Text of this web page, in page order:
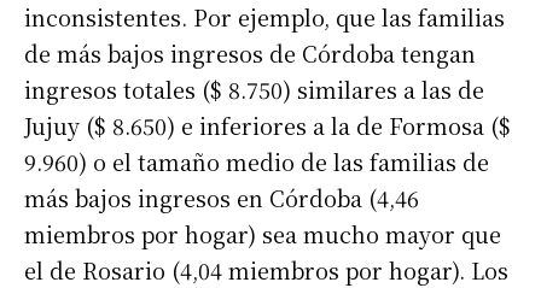
inconsistentes. Por ejemplo, que las familias
de más bajos ingresos de Córdoba tengan
ingresos totales ($ 8.750) similares a las de
Jujuy ($ 8.650) e inferiores a la de Formosa ($
9.960) o el tamaño medio de las familias de
más bajos ingresos en Córdoba (4,46
miembros por hogar) sea mucho mayor que
el de Rosario (4,04 miembros por hogar). Los